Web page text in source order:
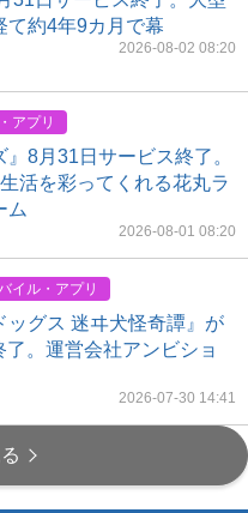
て約4年9カ月で幕
2026-08-02 08:20
アプリ
』8月31日サービス終了。
活を彩ってくれる花丸ラ
ム
2026-08-01 08:20
イル・アプリ
ッグス 迷ヰ犬怪奇譚』が
。運営会社アンビショ
2026-07-30 14:41